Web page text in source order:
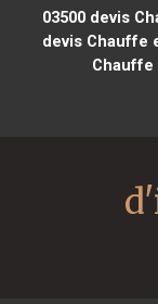
03500devis
devis Chauffe
Chauffe